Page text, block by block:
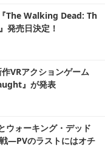
The Walking Dead: Th
売日決定！
VRアクションゲーム
』が発表
ウォーキング・デッド
―PVのラストにはオチ